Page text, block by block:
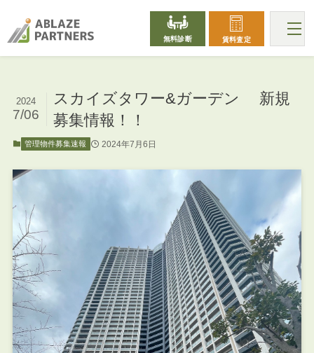
無料診断 賃料査定
スカイズタワー&ガーデン 新規
募集情報！！
2024
7/06
管理物件募集速報 2024年7月6日